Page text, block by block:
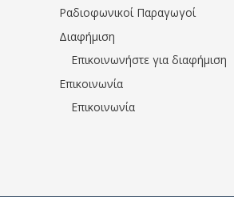
Ραδιοφωνικοί Παραγωγοί
Διαφήμιση
Επικοινωνήστε για διαφήμιση
Επικοινωνία
Επικοινωνία